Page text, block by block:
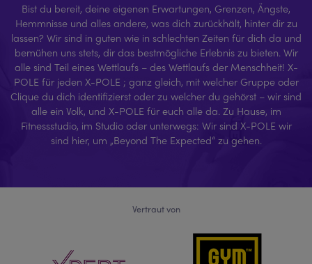
Bist du bereit, deine eigenen Erwartungen, Grenzen, Ängste,
Hemmnisse und alles andere, was dich zurückhält, hinter dir zu
lassen? Wir sind in guten wie in schlechten Zeiten für dich da und
bemühen uns stets, dir das bestmögliche Erlebnis zu bieten. Wir
alle sind Teil eines Wettlaufs – des Wettlaufs der Menschheit! X-
POLE für jeden X-POLE ; ganz gleich, mit welcher Gruppe oder
Clique du dich identifizierst oder zu welcher du gehörst – wir sind
alle ein Volk, und X-POLE für euch alle da. Zu Hause, im
Fitnessstudio, im Studio oder unterwegs: Wir sind X-POLE wir
sind hier, um „Beyond The Expected“ zu gehen.
Vertraut von